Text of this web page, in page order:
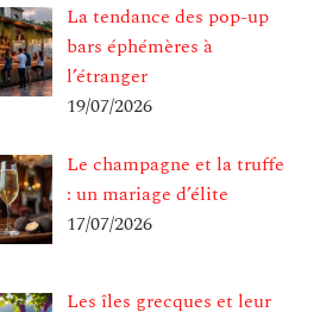
La tendance des pop-up
bars éphémères à
l’étranger
19/07/2026
Le champagne et la truffe
: un mariage d’élite
17/07/2026
Les îles grecques et leur